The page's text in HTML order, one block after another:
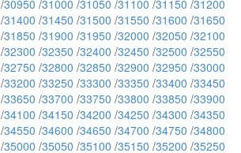
/30950 /31000 /31050 /31100 /31150 /31200
/31400 /31450 /31500 /31550 /31600 /31650
/31850 /31900 /31950 /32000 /32050 /32100
/32300 /32350 /32400 /32450 /32500 /32550
/32750 /32800 /32850 /32900 /32950 /33000
/33200 /33250 /33300 /33350 /33400 /33450
/33650 /33700 /33750 /33800 /33850 /33900
/34100 /34150 /34200 /34250 /34300 /34350
/34550 /34600 /34650 /34700 /34750 /34800
/35000 /35050 /35100 /35150 /35200 /35250